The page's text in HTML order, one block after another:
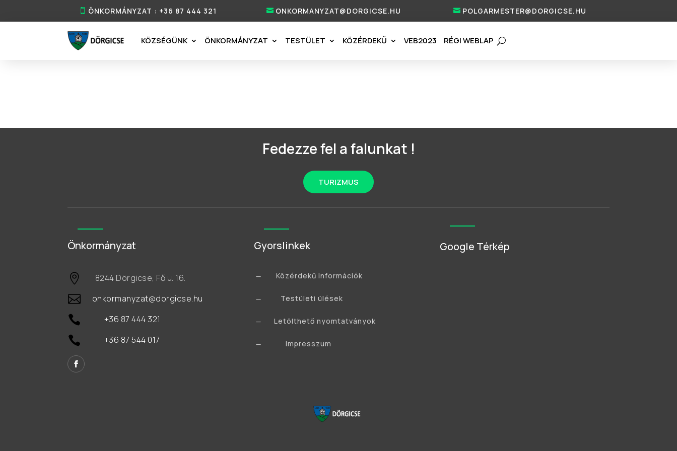
ÖNKORMÁNYZAT : +36 87 444 321 ONKORMANYZAT@DORGICSE.HU POLGARMESTER@DORGICSE.HU
KÖZSÉGÜNK ÖNKORMÁNYZAT TESTÜLET KÖZÉRDEKŰ VEB2023 RÉGI WEBLAP
Fedezze fel a falunkat !
TURIZMUS
Önkormányzat
 8244 Dörgicse, Fő u. 16.
 onkormanyzat@dorgicse.hu
 +36 87 444 321
 +36 87 544 017
Gyorslinkek
K Közérdekű információk
K Testületi ülések
K Letölthető nyomtatványok
K Impresszum
Google Térkép